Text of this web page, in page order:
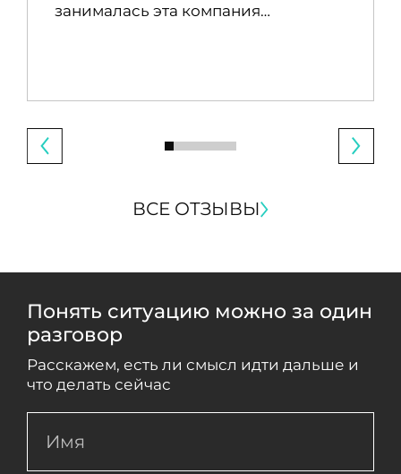
занималась эта компания…
ВСЕ ОТЗЫВЫ
Понять ситуацию можно за один
разговор
Расскажем, есть ли смысл идти дальше и
что делать сейчас